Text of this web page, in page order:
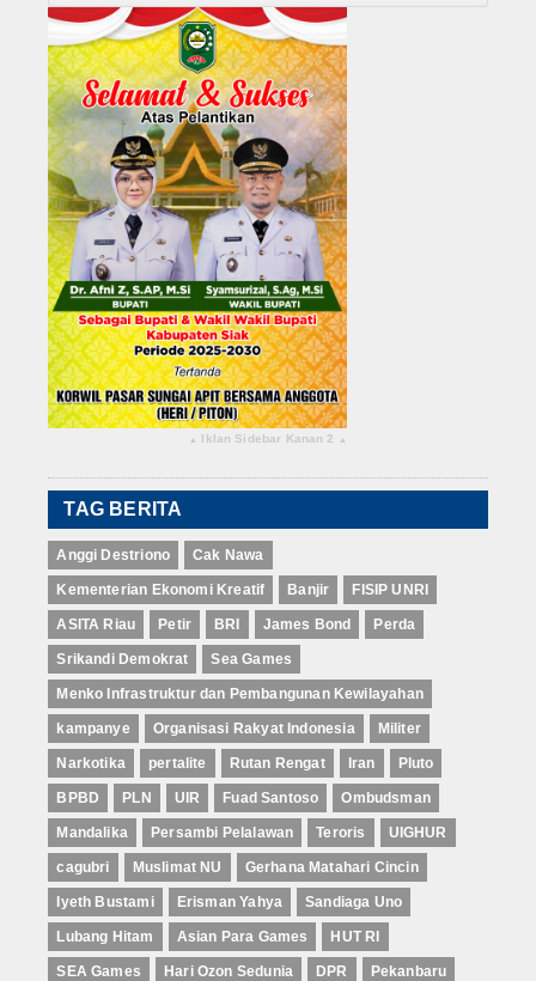
▴ Iklan Sidebar Kanan 2 ▴
TAG BERITA
Anggi Destriono Cak Nawa
Kementerian Ekonomi Kreatif Banjir FISIP UNRI
ASITA Riau Petir BRI James Bond Perda
Srikandi Demokrat Sea Games
Menko Infrastruktur dan Pembangunan Kewilayahan
kampanye Organisasi Rakyat Indonesia Militer
Narkotika pertalite Rutan Rengat Iran Pluto
BPBD PLN UIR Fuad Santoso Ombudsman
Mandalika Persambi Pelalawan Teroris UIGHUR
cagubri Muslimat NU Gerhana Matahari Cincin
Iyeth Bustami Erisman Yahya Sandiaga Uno
Lubang Hitam Asian Para Games HUT RI
SEA Games Hari Ozon Sedunia DPR Pekanbaru